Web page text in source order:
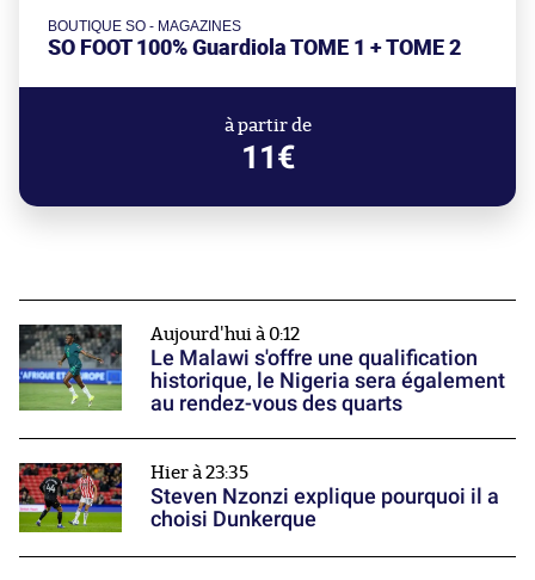
BOUTIQUE SO - MAGAZINES
SO FOOT 100% Guardiola TOME 1 + TOME 2
à partir de
11€
Aujourd'hui à 0:12
Le Malawi s'offre une qualification
historique, le Nigeria sera également
au rendez-vous des quarts
Hier à 23:35
Steven Nzonzi explique pourquoi il a
choisi Dunkerque